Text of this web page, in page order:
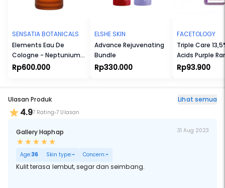
untuk Vegetarian dan Vegan. Tidak Melalui Uji Coba terhadap
Hewan. Tanpa Bahan yang Membahayakan Eksistensi Terumbu
SENSATIA BOTANICALS
Elements Eau De
Cologne - Neptunium
(Np)
Rp600.000
ELSHE SKIN
Advance Rejuvenating
Bundle
Rp330.000
FACETOLOGY
Triple Care
Acids Purple
Peeling
Rp93.900
Ulasan Produk Lihat semua
4.97 Rating 7 Ulasan
Gallery Haphap 31 Aug 2023
Age:36 Skin type:- Concern:-
Kulit terasa lembut, segar dan seimbang.